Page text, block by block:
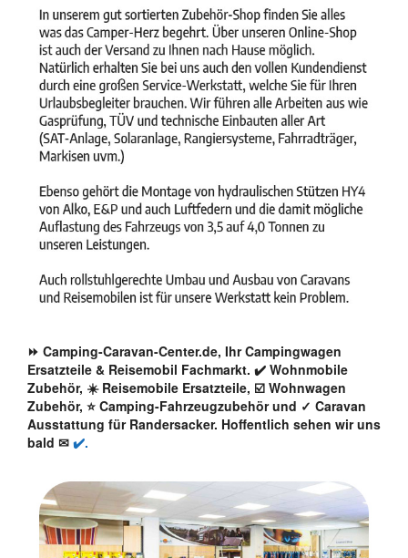
⏩ Camping-Caravan-Center.de, Ihr Campingwagen
Ersatzteile & Reisemobil Fachmarkt. ✔️ Wohnmobile
Zubehör, ☀️ Reisemobile Ersatzteile, ☑️ Wohnwagen
Zubehör, ⭐ Camping-Fahrzeugzubehör und ✓ Caravan
Ausstattung für Randersacker. Hoffentlich sehen wir uns
bald ✉ ✔️.